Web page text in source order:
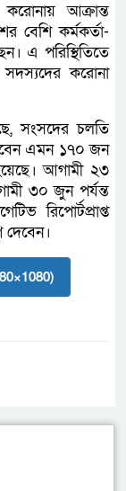
আক্রান্ত
বেশি কর্মকর্তা-
এ পরিস্থিতিতে
করোনা
সংসদের চলতি
এমন ১৭০ জন
আগামী ২৩
৩০ জুন পর্যন্ত
রিপোর্টপ্রাপ্ত